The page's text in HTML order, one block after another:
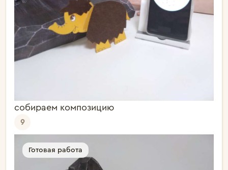
собираем композицию
9
Готовая работа